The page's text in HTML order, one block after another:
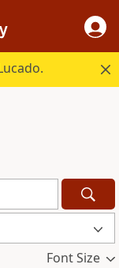
Font Size